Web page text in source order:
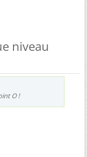
niveau
O !